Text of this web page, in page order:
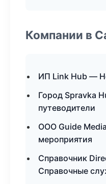
Компании в
ИП Link Hub —
Город Spravka
путеводители
ООО Guide
мероприятия
Справочник
Справочные